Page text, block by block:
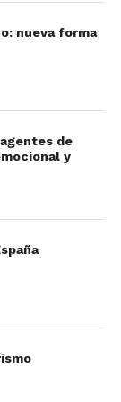
una
tus
de que un
quienes
de
nueva forma
de
y